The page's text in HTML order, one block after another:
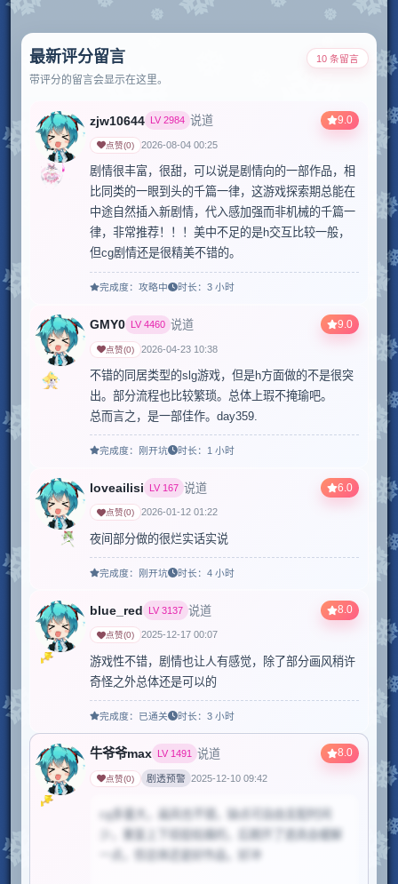
最新评分留言
带评分的留言会显示在这里。
10 条留言
9.0
zjw10644 LV2984 说道
点赞(0) 2026-08-04 00:25
剧情很丰富，很甜，可以说是剧情向的一部作品，相
比同类的一眼到头的千篇一律，这游戏探索期总能在
中途自然插入新剧情，代入感加强而非机械的千篇一
律，非常推荐！！！美中不足的是h交互比较一般，
但cg剧情还是很精美不错的。
完成度：攻略中 时长： 3 小时
9.0
GMY0 LV4460 说道
点赞(0) 2026-04-23 10:38
不错的同居类型的slg游戏，但是h方面做的不是很突
出。部分流程也比较繁琐。总体上瑕不掩瑜吧。
总而言之，是一部佳作。day359.
完成度： 刚开坑 时长： 1 小时
6.0
loveailisi LV 167 说道
点赞(0) 2026-01-12 01:22
夜间部分做的很烂实话实说
完成度： 刚开坑 时长： 4 小时
8.0
blue_red LV3137 说道
点赞(0) 2025-12-17 00:07
游戏性不错，剧情也让人有感觉，除了部分画风稍许
奇怪之外总体还是可以的
完成度： 已通关 时长： 3 小时
8.0
牛爷爷max LV 1491 说道
点赞(0) 剧透预警 2025-12-10 09:42
cg多量大，画风也不错，缺点可自由支配时间